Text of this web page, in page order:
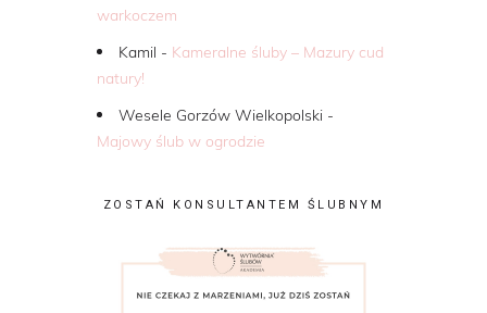
warkoczem
Kamil - Kameralne śluby – Mazury cud
natury!
Wesele Gorzów Wielkopolski -
Majowy ślub w ogrodzie
ZOSTAŃ KONSULTANTEM ŚLUBNYM